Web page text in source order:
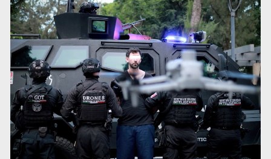
Al archivo la mitad de quejas contra el Siapa